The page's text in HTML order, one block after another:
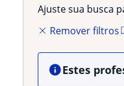
Ajuste sua busca
Remover filtros
Estes